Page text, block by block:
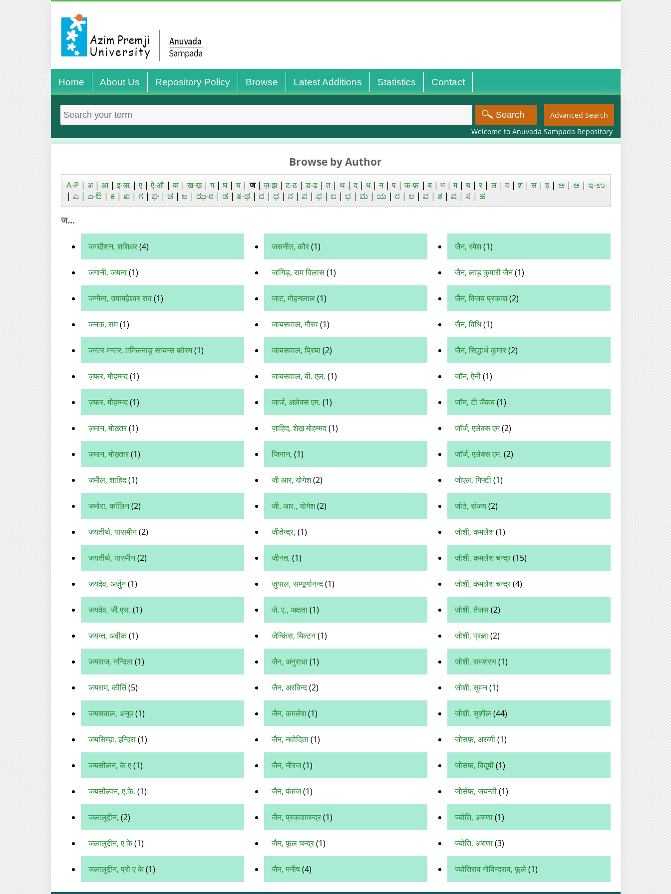
Home About Us Repository Policy Browse Latest Additions Statistics Contact
Advanced Search
Welcome to Anuvada Sampada Repository
Browse by Author
A-P | अ| आ|इ-ऋ |ए |ऐ-औ|क|ख-ख़|ग|घ|च |ज|ज़-झ|ट-ठ|ड-ढ |त| थ|द| ध|न|प |फ-फ़ |ब| भ|म|य |र|ल|व|श|स |ह | ಅ| ಆ | ಇ-ಉ
| ಎ| ಏ-ಔ | ಕ| ಖ| ಗ | ಘ| ಚ| ಜ | ಝ-ಠ| ಡ| ತ-ಥ | ದ | ಧ | ನ | ಪ | ಫ | ಬ| ಭ| ಮ| ಯ| ರ| ಲ | ವ| ಶ| ಷ | ಸ | ಹ
ज...
जगदीशन, शशिधर(4)
जगानी, जयना(1)
जग्गेना, उमामहेश्वर राव(1)
जनक, राम(1)
जन्तर-मन्तर, तमिलनाडु सायन्स फ़ोरम(1)
ज़फर, मोहम्मद(1)
ज़फर, मोहम्‍मद(1)
ज़मान, मोख़्तर(1)
ज़मान, मोख्‍़तार(1)
जमील, शाहिद(1)
जमोरा, कॉलिन(2)
जयतीर्थ, यासमीन(2)
जयतीर्थ, यास्मीन(2)
जयदेव, अर्जुन(1)
जयदेव, जी.एस. (1)
जयन्‍त, अवीक(1)
जयराज, नन्दिता(1)
जयराम, कीर्ति(5)
जयसवाल, अनूप(1)
जयसिम्हा, इन्दिरा(1)
जयसीलन, के ए(1)
जयसील्वन, ए.के. (1)
जलालुद्दीन, (2)
जलालुद्दीन, ए के(1)
जलालुद्दीन, प्रो ए के(1)
जसनीत, कौर(1)
जांगिड़, राम विलास(1)
जाट, मोहनलाल(1)
जायसवाल, गौरव(1)
जायसवाल, प्रिया(2)
जायसवाल, बी. एल. (1)
जार्ज, अलेक्स एम. (1)
ज़ाहिद, शेख़ मोहम्मद(1)
जिनान, (1)
जी आर, योगेश(2)
जी. आर., योगेश(2)
जीतेन्‍द्र, (1)
जीनत, (1)
जुयाल, सम्पूर्णानन्द(1)
जे. ए., अक्षता(1)
जेन्किंस, मिल्टन(1)
जैन, अनुराधा(1)
जैन, अरविन्द(2)
जैन, कमलेश(1)
जैन, नवोदिता(1)
जैन, नीरज(1)
जैन, पंकज(1)
जैन, प्रकाशचन्द्र(1)
जैन, फूल चन्‍द्र(1)
जैन, मनीष(4)
जैन, रमेश(1)
जैन, लाड़ कुमारी जैन(1)
जैन, विजय प्रकाश(2)
जैन, विधि(1)
जैन, सिद्धार्थ कुमार(2)
जॉन, ऐनी(1)
जॉन, टी जैकब(1)
जॉर्ज, एलेक्स एम(2)
जॉर्ज, एलेक्स एम. (2)
जोएल, गिफ्टी(1)
जोठे, संजय(2)
जोशी, कमलेश(1)
जोशी, कमलेश चन्द्र(15)
जोशी, कमलेश चन्‍द्र(4)
जोशी, तेजस(2)
जोशी, प्रज्ञा(2)
जोशी, रामशरण(1)
जोशी, सुमन(1)
जोशी, सुशील(44)
जोसफ़, अरुणी(1)
जोसफ, विदूषी(1)
जोसेफ, जयन्ती(1)
ज्‍योति, अरुणा(1)
ज्योति, अरुणा(3)
ज्योतिराव गोविन्दराव, फूले(1)